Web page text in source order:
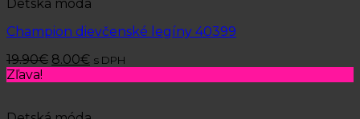
Detská móda
Champion dievčenské legíny 40399
19.90€ 8.00€ s DPH
Zľava!